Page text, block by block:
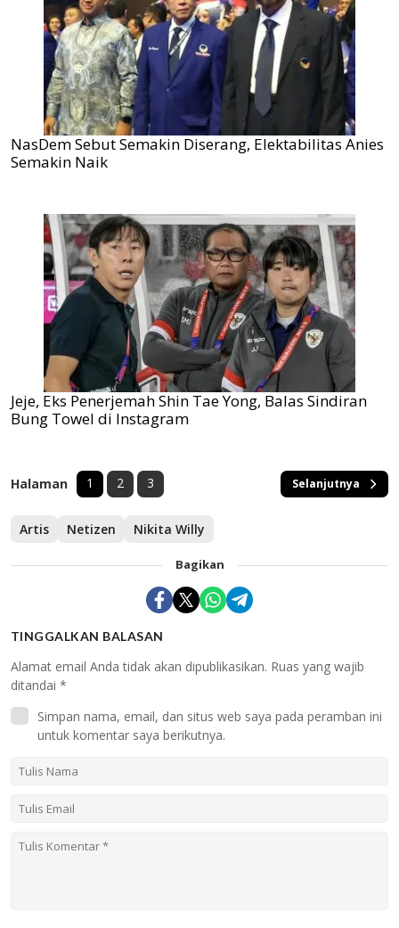
NasDem Sebut Semakin Diserang, Elektabilitas Anies
Semakin Naik
Jeje, Eks Penerjemah Shin Tae Yong, Balas Sindiran
Bung Towel di Instagram
Halaman 1 2 3 Selanjutnya
Artis Netizen Nikita Willy
Bagikan
TINGGALKAN BALASAN
Alamat email Anda tidak akan dipublikasikan. Ruas yang wajib
ditandai *
Simpan nama, email, dan situs web saya pada peramban ini
untuk komentar saya berikutnya.